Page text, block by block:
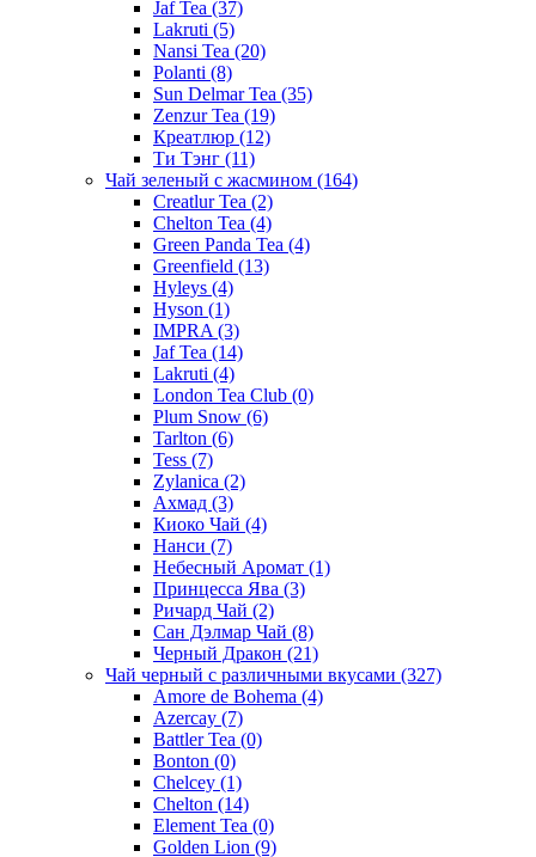
Jaf Tea (37)
Lakruti (5)
Nansi Tea (20)
Polanti (8)
Sun Delmar Tea (35)
Zenzur Tea (19)
Креатлюр (12)
Ти Тэнг (11)
Чай зеленый с жасмином (164)
Creatlur Tea (2)
Chelton Tea (4)
Green Panda Tea (4)
Greenfield (13)
Hyleys (4)
Hyson (1)
IMPRA (3)
Jaf Tea (14)
Lakruti (4)
London Tea Club (0)
Plum Snow (6)
Tarlton (6)
Tess (7)
Zylanica (2)
Ахмад (3)
Киоко Чай (4)
Нанси (7)
Небесный Аромат (1)
Принцесса Ява (3)
Ричард Чай (2)
Сан Дэлмар Чай (8)
Черный Дракон (21)
Чай черный с различными вкусами (327)
Amore de Bohema (4)
Azercay (7)
Battler Tea (0)
Bonton (0)
Chelcey (1)
Chelton (14)
Element Tea (0)
Golden Lion (9)